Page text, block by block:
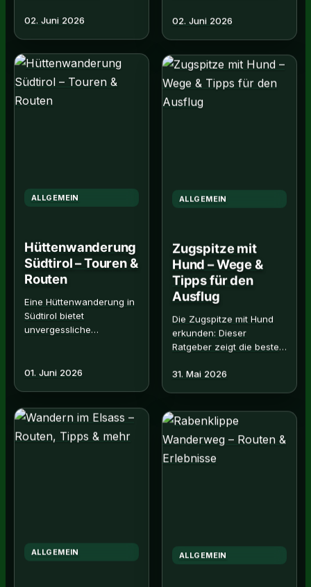
informieren hier über
beste.…
02. Juni 2026
optimal planen und
02. Juni 2026
ALLGEMEIN
Hüttenwanderung
Südtirol – Touren &
Routen
Eine Hüttenwanderung in
Südtirol bietet
unvergessliche
Routen und die besten
01. Juni 2026
ALLGEMEIN
Zugspitze mit
Hund – Wege &
Tipps für den
Ausflug
Die Zugspitze mit Hund
erkunden: Dieser
Ratgeber zeigt die besten
Vorbereitungen und
31. Mai 2026
ALLGEMEIN ALLGEMEIN